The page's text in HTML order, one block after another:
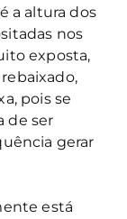
a altura dos
nos
exposta,
pois se
de ser
gerar
está